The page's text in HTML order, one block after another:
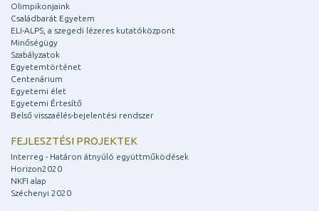
Olimpikonjaink
Családbarát Egyetem
ELI-ALPS, a szegedi lézeres kutatóközpont
Minőségügy
Szabályzatok
Egyetemtörténet
Centenárium
Egyetemi élet
Egyetemi Értesítő
Belső visszaélés-bejelentési rendszer
FEJLESZTÉSI PROJEKTEK
Interreg - Határon átnyúló együttműködések
Horizon2020
NKFI alap
Széchenyi 2020